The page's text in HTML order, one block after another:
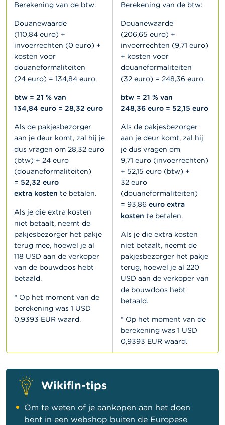
Berekening van de btw:
Douanewaarde
(110,84 euro) +
invoerrechten (0 euro) +
kosten voor
douaneformaliteiten
(24 euro) = 134,84 euro.
btw = 21 % van
134,84 euro = 28,32 euro
Als de pakjesbezorger
aan je deur komt, zal hij je
dus vragen om 28,32 euro
(btw) + 24 euro
(douaneformaliteiten)
= 52,32 euro
extra kosten te betalen.
Als je die extra kosten
niet betaalt, neemt de
pakjesbezorger het pakje
terug mee, hoewel je al
118 USD aan de verkoper
van de bouwdoos hebt
betaald.
* Op het moment van de
berekening was 1 USD
0,9393 EUR waard.
Berekening van de btw:
Douanewaarde
(206,65 euro) +
invoerrechten (9,71 euro)
+ kosten voor
douaneformaliteiten
(32 euro) = 248,36 euro.
btw = 21 % van
248,36 euro = 52,15 euro
Als de pakjesbezorger
aan je deur komt, zal hij
je dus vragen om
9,71 euro (invoerrechten)
+ 52,15 euro (btw) +
32 euro
(douaneformaliteiten)
= 93,86 euro extra
kosten te betalen.
Als je die extra kosten
niet betaalt, neemt de
pakjesbezorger het pakje
terug, hoewel je al 220
USD aan de verkoper van
de bouwdoos hebt
betaald.
* Op het moment van de
berekening was 1 USD
0,9393 EUR waard.
Wikifin-tips
Om te weten of je aankopen aan het doen
bent in een webshop buiten de Europese